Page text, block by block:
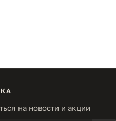
на новости и акции